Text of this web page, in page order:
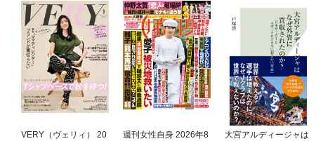
VERY（ヴェリィ） 20
週刊女性自身 2026年8
大宮アルディージャは